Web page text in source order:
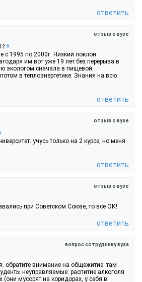
ответить
отзыв о вузе
#
с 1995 по 2000г. Низкий поклон
им вот уже 19 лет без перерыва в
экологом сначала в пищевой
в теплоэнергетике. Знания на всю
ответить
отзыв о вузе
учусь только на 2 курсе, но меня
ответить
отзыв о вузе
при Советском Союзе, то все ОК!
ответить
вопрос сотруднику вуза
обратите внимание на общежитие. там
неуправляемые: распитие алкоголя
(они мусорят на коридорах, у себя в